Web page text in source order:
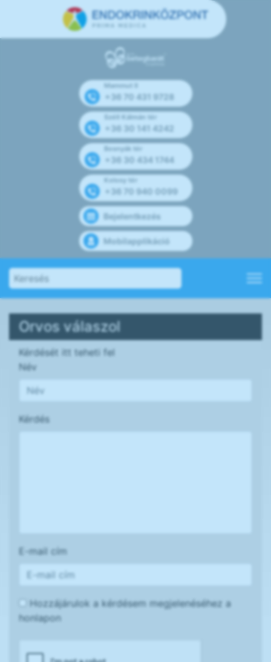
Mammut II
+36 70 431 9728
Széll Kálmán tér
+36 30 141 4242
Bosnyák tér
+36 30 434 1744
Kolosy tér
+36 70 940 0099
Bejelentkezés
Mobilapplikáció
Orvos válaszol
Kérdését itt teheti fel
Név
Kérdés
E-mail cím
Hozzájárulok a kérdésem megjelenéséhez a
honlapon